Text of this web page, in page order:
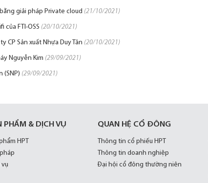
giải pháp Private cloud (21/10/2021)
của FTI-OSS (20/10/2021)
CP Sản xuất Nhựa Duy Tân (20/10/2021)
Nguyễn Kim (29/09/2021)
(SNP) (29/09/2021)
PHẨM & DỊCH VỤ
HPT
vụ
QUAN HỆ CỔ ĐÔNG
Thông tin cổ phiếu HPT
Thông tin doanh nghiệp
Đại hội cổ đông thường niên